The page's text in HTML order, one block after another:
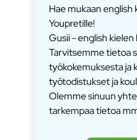
Hae mukaan english
Youpretille!
Gusii - english kielen
Tarvitsemme tietoa
työkokemuksesta ja
työtodistukset ja
Olemme sinuun
tarkempaa tietoa